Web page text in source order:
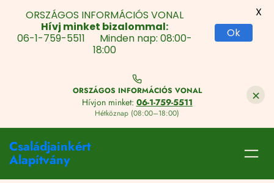
ORSZÁGOS INFORMÁCIÓS VONAL
Hívjon minket: 06-1-759-5511
Hétköznap (08:00–18:00)
×
tartalomhoz
Családjainkért
Alapítvány
ORSZÁGOS INFORMÁCIÓS VONAL
Hívj minket bizalommal:
06-1-759-5511 Minden nap: 08:00-
18:00
Ok
X